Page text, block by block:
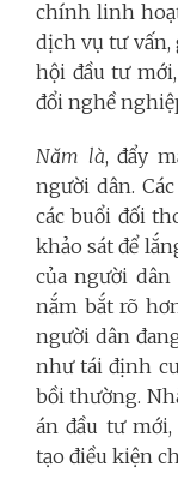
chính linh
dịch vụ tư vấn,
hội đầu tư
đổi nghề
Năm là, đẩy
người dân.
các buổi đối
khảo sát để
của người
nắm bắt rõ
người dân
như tái định
bồi thường.
án đầu tư
tạo điều kiện